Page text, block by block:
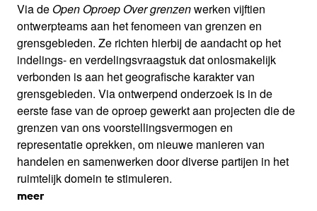
Via deOpen Oproep Over grenzenwerken vijftien
ontwerpteams aan het fenomeen van grenzen en
grensgebieden. Ze richten hierbij de aandacht op het
indelings- en verdelingsvraagstuk dat onlosmakelijk
verbonden is aan het geografische karakter van
grensgebieden. Via ontwerpend onderzoek is in de
eerste fase van de oproep gewerkt aan projecten die de
grenzen van ons voorstellingsvermogen en
representatie oprekken, om nieuwe manieren van
handelen en samenwerken door diverse partijen in het
ruimtelijk domein te stimuleren.
meer